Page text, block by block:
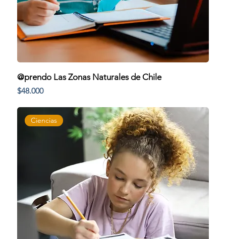
@prendo Las Zonas Naturales de Chile
Precio
$48.000
Ciencias